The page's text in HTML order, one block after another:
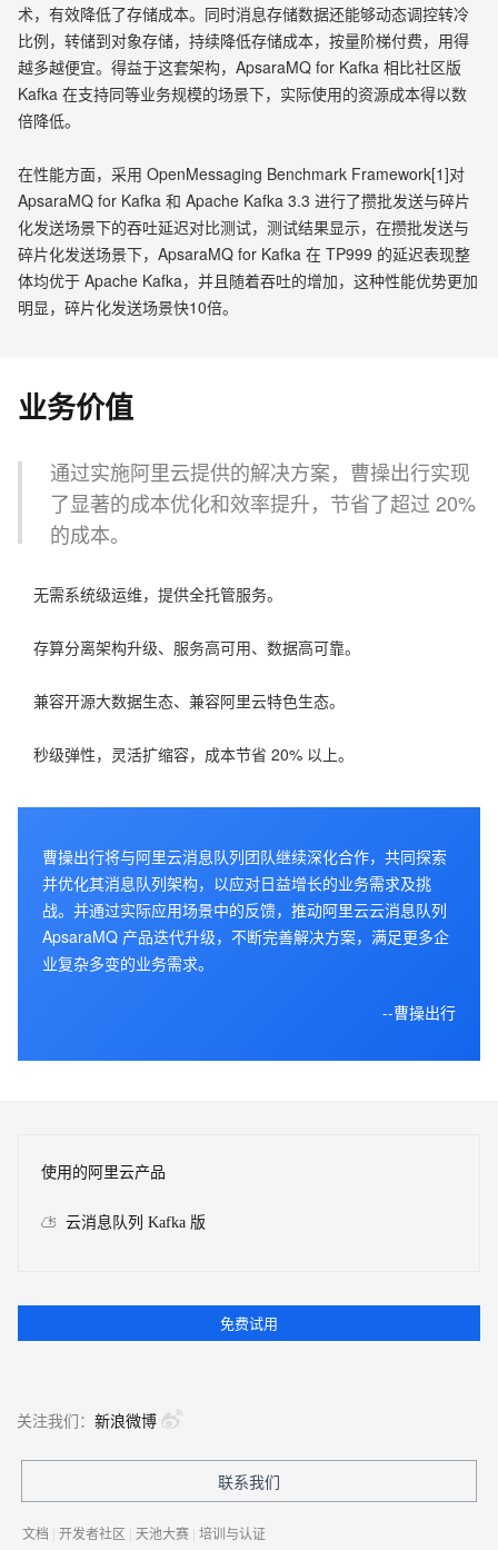
术，有效降低了存储成本。同时消息存储数据还能够动态调控转冷
比例，转储到对象存储，持续降低存储成本，按量阶梯付费，用得
越多越便宜。得益于这套架构，ApsaraMQ for Kafka 相比社区版
Kafka 在支持同等业务规模的场景下，实际使用的资源成本得以数
倍降低。
在性能方面，采用 OpenMessaging Benchmark Framework[1]对
ApsaraMQ for Kafka 和 Apache Kafka 3.3 进行了攒批发送与碎片
化发送场景下的吞吐延迟对比测试，测试结果显示，在攒批发送与
碎片化发送场景下，ApsaraMQ for Kafka 在 TP999 的延迟表现整
体均优于 Apache Kafka，并且随着吞吐的增加，这种性能优势更加
明显，碎片化发送场景快10倍。
业务价值
通过实施阿里云提供的解决方案，曹操出行实现
了显著的成本优化和效率提升，节省了超过 20%
的成本。
无需系统级运维，提供全托管服务。
存算分离架构升级、服务高可用、数据高可靠。
兼容开源大数据生态、兼容阿里云特色生态。
秒级弹性，灵活扩缩容，成本节省 20% 以上。
曹操出行将与阿里云消息队列团队继续深化合作，共同探索
并优化其消息队列架构，以应对日益增长的业务需求及挑
战。并通过实际应用场景中的反馈，推动阿里云云消息队列
ApsaraMQ 产品迭代升级，不断完善解决方案，满足更多企
业复杂多变的业务需求。
--曹操出行
使用的阿里云产品
云消息队列 Kafka 版
免费试用
关注我们： 新浪微博
联系我们
文档 | 开发者社区 | 天池大赛 | 培训与认证